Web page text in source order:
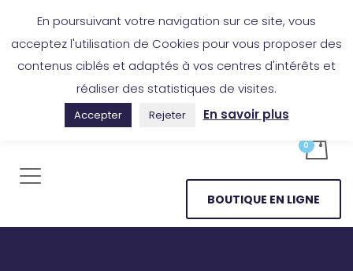
BOUTIQUE EN LIGNE
En poursuivant votre navigation sur ce site, vous
acceptez l'utilisation de Cookies pour vous proposer des
contenus ciblés et adaptés à vos centres d'intérêts et
réaliser des statistiques de visites.
Accepter Rejeter En savoir plus